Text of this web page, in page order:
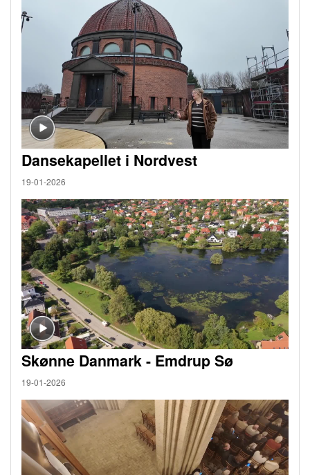
Dansekapellet i Nordvest
19-01-2026
Skønne Danmark - Emdrup Sø
19-01-2026